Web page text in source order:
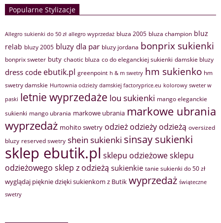
Popularne Stylizacje
Allegro sukienki do 50 zł allegro wyprzedaż bluza 2005 bluza champion bluz
relab bluzy 2005 bluzy dla par bluzy jordana bonprix sukienki
bonprix sweter buty chaotic bluza co do eleganckiej sukienki damskie bluzy
dress code ebutik.pl greenpoint h & m swetry hm sukienko hm
swetry damskie Hurtownia odzieży damskiej factoryprice.eu kolorowy sweter w
paski letnie wyprzedaże lou sukienki mango eleganckie
sukienki mango ubrania markowe ubrania markowe ubrania
wyprzedaż mohito swetry odzież odzieży odzieżą oversized
bluzy reserved swetry shein sukienki sinsay sukienki
sklep ebutik.pl sklepu odzieżowesklepu
odzieżowego sklep z odzieżą sukienkie tanie sukienki do 50 zł
wyglądaj pięknie dzięki sukienkom z Butik wyprzedaż świąteczne
swetry